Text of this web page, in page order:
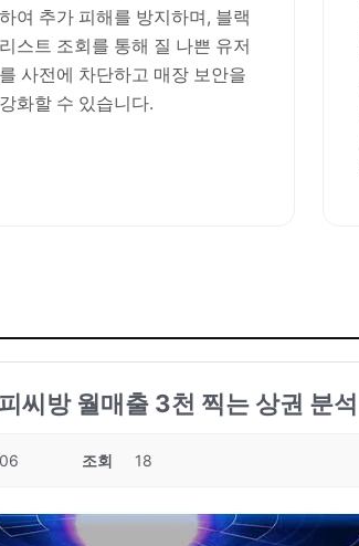
하여 추가 피해를 방지하며, 블랙
리스트 조회를 통해 질 나쁜 유저
를 사전에 차단하고 매장 보안을
강화할 수 있습니다.
씨방 월매출 3천 찍는 상권 분
조회 18